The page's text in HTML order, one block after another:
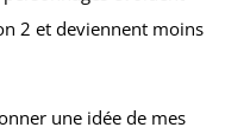
2 et deviennent moins
une idée de mes